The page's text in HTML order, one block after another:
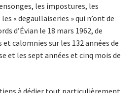
les impostures, les
« degaullaiseries » qui n’ont de
d’Évian le 18 mars 1962, de
calomnies sur les 132 années de
et les sept années et cinq mois de
à dédier tout particulièrement